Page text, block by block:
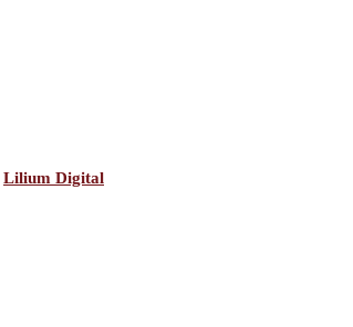
Lilium Digital